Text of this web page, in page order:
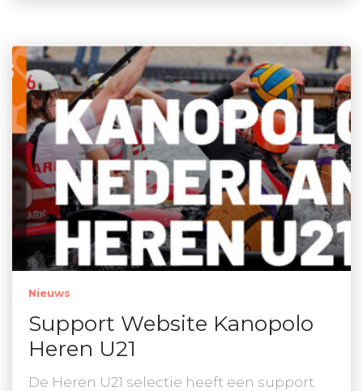
Nieuws
Support Website Kanopolo
Heren U21
De Heren U21 selectie heeft een support